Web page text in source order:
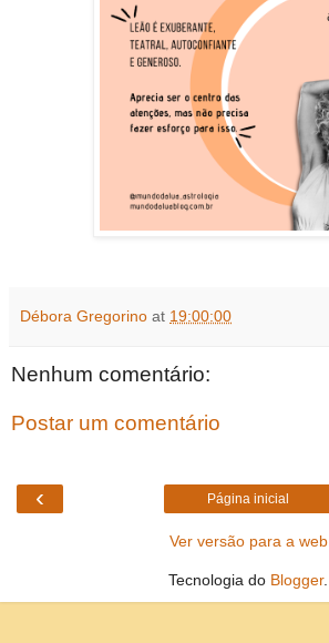
Débora Gregorino at 19:00:00
Nenhum comentário:
Postar um comentário
‹ Página inicial
Ver versão para a web
Tecnologia do Blogger.